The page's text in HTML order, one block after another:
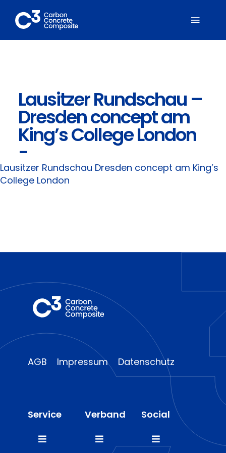
Inhalt
springen
Mitglieder
Fachbereiche
Suche
Lausitzer Rundschau –
Dresden concept am
King’s College London
-
Lausitzer Rundschau Dresden concept am King’s
College London
AGB Impressum Datenschutz
Service
Toggle
Verband
Toggle
Social
Toggle